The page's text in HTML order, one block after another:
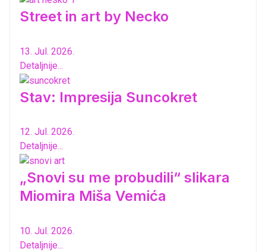
Street in art by Necko
13. Jul. 2026.
Detaljnije...
Stav: Impresija Suncokret
12. Jul. 2026.
Detaljnije...
„Snovi su me probudili“ slikara
Miomira Miša Vemića
10. Jul. 2026.
Detaljnije...